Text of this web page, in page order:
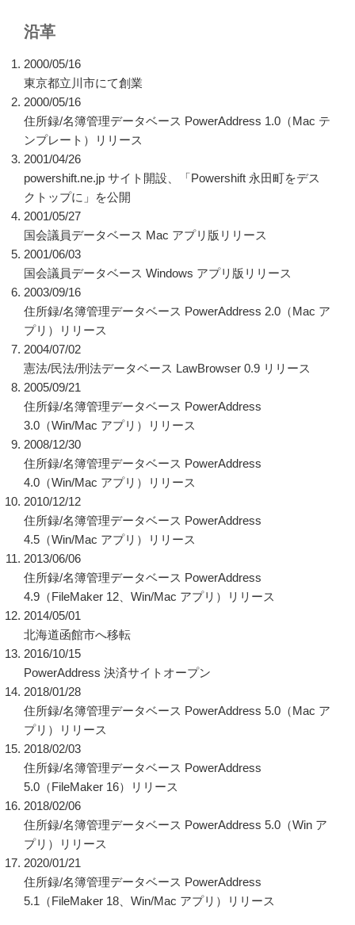
沿革
2000/05/16
東京都立川市にて創業
2000/05/16
住所録/名簿管理データベース PowerAddress 1.0（Mac テ
ンプレート）リリース
2001/04/26
powershift.ne.jp サイト開設、「Powershift 永田町をデス
クトップに」を公開
2001/05/27
国会議員データベース Mac アプリ版リリース
2001/06/03
国会議員データベース Windows アプリ版リリース
2003/09/16
住所録/名簿管理データベース PowerAddress 2.0（Mac ア
プリ）リリース
2004/07/02
憲法/民法/刑法データベース LawBrowser 0.9 リリース
2005/09/21
住所録/名簿管理データベース PowerAddress
3.0（Win/Mac アプリ）リリース
2008/12/30
住所録/名簿管理データベース PowerAddress
4.0（Win/Mac アプリ）リリース
2010/12/12
住所録/名簿管理データベース PowerAddress
4.5（Win/Mac アプリ）リリース
2013/06/06
住所録/名簿管理データベース PowerAddress
4.9（FileMaker 12、Win/Mac アプリ）リリース
2014/05/01
北海道函館市へ移転
2016/10/15
PowerAddress 決済サイトオープン
2018/01/28
住所録/名簿管理データベース PowerAddress 5.0（Mac ア
プリ）リリース
2018/02/03
住所録/名簿管理データベース PowerAddress
5.0（FileMaker 16）リリース
2018/02/06
住所録/名簿管理データベース PowerAddress 5.0（Win ア
プリ）リリース
2020/01/21
住所録/名簿管理データベース PowerAddress
5.1（FileMaker 18、Win/Mac アプリ）リリース